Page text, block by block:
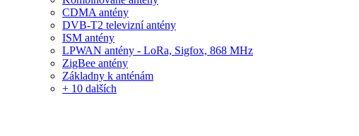
CDMA antény
DVB-T2 televizní antény
ISM antény
LPWAN antény - LoRa, Sigfox, 868 MHz
ZigBee antény
Základny k anténám
+ 10 dalších